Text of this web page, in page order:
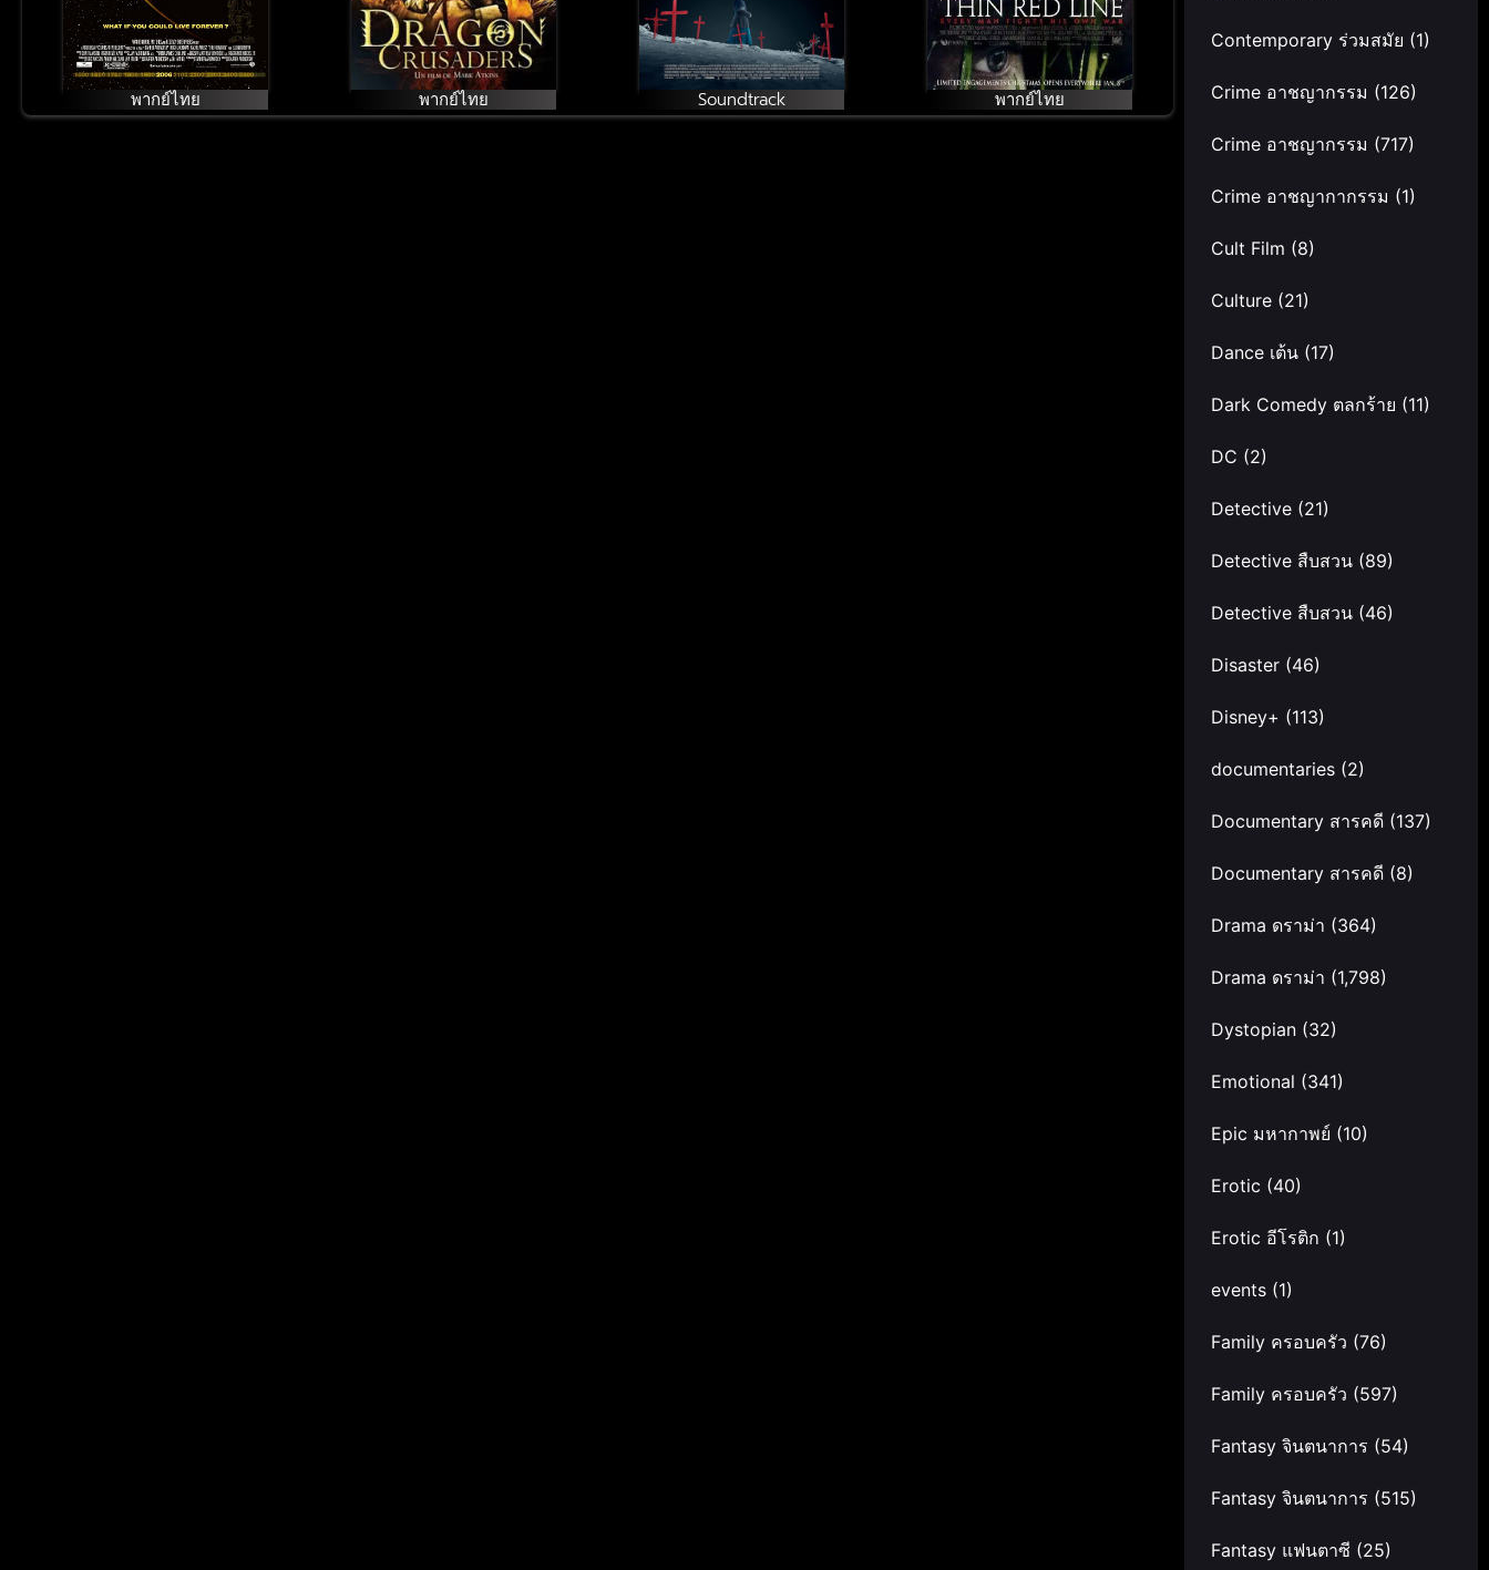
พากย์ไทย พากย์ไทย Soundtrack พากย์ไทย
Contemporary ร่วมสมัย (1)
Crime อาชญากรรม (126)
Crime อาชญากรรม (717)
Crime อาชญากากรรม (1)
Cult Film (8)
Culture (21)
Dance เต้น (17)
Dark Comedy ตลกร้าย (11)
DC (2)
Detective (21)
Detective สืบสวน (89)
Detective สืบสวน (46)
Disaster (46)
Disney+ (113)
documentaries (2)
Documentary สารคดี (137)
Documentary สารคดี (8)
Drama ดราม่า (364)
Drama ดราม่า (1,798)
Dystopian (32)
Emotional (341)
Epic มหากาพย์ (10)
Erotic (40)
Erotic อีโรติก (1)
events (1)
Family ครอบครัว (76)
Family ครอบครัว (597)
Fantasy จินตนาการ (54)
Fantasy จินตนาการ (515)
Fantasy แฟนตาซี (25)